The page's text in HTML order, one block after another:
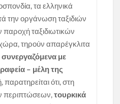
τα ελληνικά
την οργάνωση ταξιδιών
παροχή ταξιδιωτικών
τηρούν απαρέγκλιτα
συνεργαζόμενα με
– μέλη της
παρατηρείται ότι, στη
περιπτώσεων,τουρκικά